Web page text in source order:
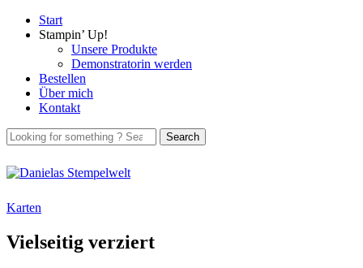
Start
Stampin’ Up!
Unsere Produkte
Demonstratorin werden
Bestellen
Über mich
Kontakt
Karten
Vielseitig verziert